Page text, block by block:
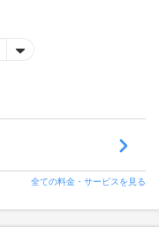
全ての料金・サービスを見る